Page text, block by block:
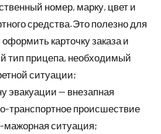
номер, марку, цвет и
средства.Это полезно для
карточку заказа и
тип прицепа, необходимый
ситуации;
эвакуации — внезапная
транспортное происшествие
мажорная ситуация;